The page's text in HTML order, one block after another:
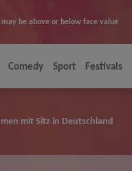
be above or below face value
Comedy Sport Festivals
mit Sitz in Deutschland